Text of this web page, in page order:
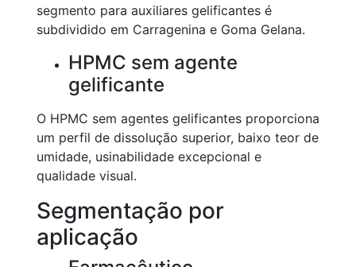
segmento para auxiliares gelificantes é
subdividido em Carragenina e Goma Gelana.
HPMC sem agente
gelificante
O HPMC sem agentes gelificantes proporciona
um perfil de dissolução superior, baixo teor de
umidade, usinabilidade excepcional e
qualidade visual.
Segmentação por
aplicação